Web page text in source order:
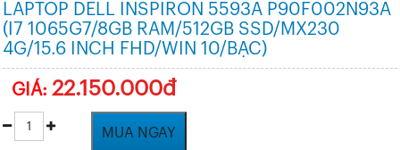
LAPTOP DELL INSPIRON 5593A P90F002N93A
(I7 1065G7/8GB RAM/512GB SSD/MX230
4G/15.6 INCH FHD/WIN 10/BẠC)
GIÁ: 22.150.000đ
MUA NGAY